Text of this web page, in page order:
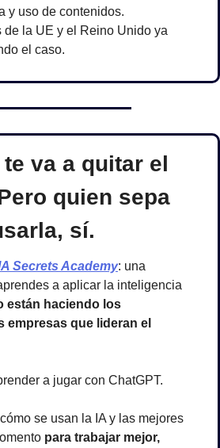
y uso de contenidos.
de la UE y el Reino Unido ya
el caso.
va a quitar el
quien sepa
sí.
Secrets Academy: una
a aplicar la inteligencia
están haciendo los
empresas que lideran el
a jugar con ChatGPT.
se usan la IA y las mejores
para trabajar mejor,